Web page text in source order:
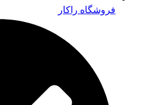
فروشگاه راکار